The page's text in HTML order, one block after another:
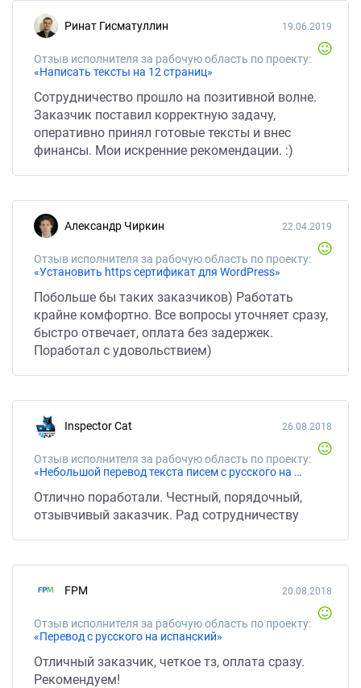
Ринат Гисматуллин
Отзыв исполнителя за рабочую область по проекту:
«Написать тексты на 12 страниц»
19.06.2019
Сотрудничество прошло на позитивной волне.
Заказчик поставил корректную задачу,
оперативно принял готовые тексты и внес
финансы. Мои искренние рекомендации. :)
Александр Чиркин
Отзыв исполнителя за рабочую область по проекту:
«Установить https сертификат для WordPress»
22.04.2019
Побольше бы таких заказчиков) Работать
крайне комфортно. Все вопросы уточняет сразу,
быстро отвечает, оплата без задержек.
Поработал с удовольствием)
Inspector Cat
Отзыв исполнителя за рабочую область по проекту:
«Небольшой перевод текста писем с русского на английский и испанский»
26.08.2018
Отлично поработали. Честный, порядочный,
отзывчивый заказчик. Рад сотрудничеству
FPM
Отзыв исполнителя за рабочую область по проекту:
«Перевод с русского на испанский»
20.08.2018
Отличный заказчик, четкое тз, оплата сразу.
Рекомендуем!